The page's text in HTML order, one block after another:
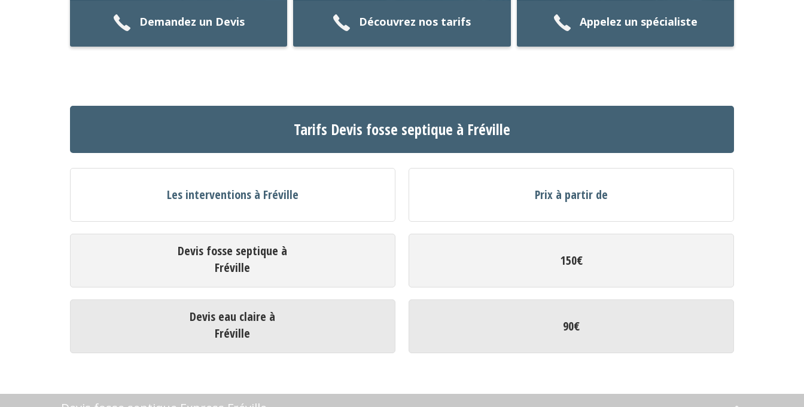
Demandez un Devis Découvrez nos tarifs Appelez un spécialiste
Tarifs Devis fosse septique à Fréville
Les interventions à Fréville Prix à partir de
Devis fosse septique à
Fréville
150€
Devis eau claire à
Fréville
90€